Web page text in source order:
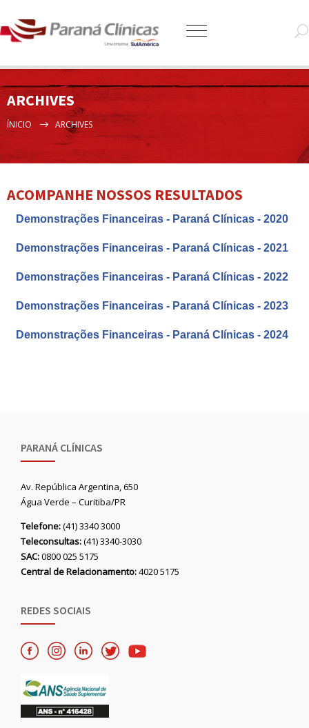
ARCHIVES
ÍNICIO ARCHIVES
ACOMPANHE NOSSOS RESULTADOS
Demonstrações Financeiras - Paraná Clínicas - 2020
Demonstrações Financeiras - Paraná Clínicas - 2021
Demonstrações Financeiras - Paraná Clínicas - 2022
Demonstrações Financeiras - Paraná Clínicas - 2023
Demonstrações Financeiras - Paraná Clínicas - 2024
PARANÁ CLÍNICAS
Av. República Argentina, 650
Água Verde – Curitiba/PR
Telefone:(41) 3340 3000
Teleconsultas:(41) 3340-3030
SAC:0800 025 5175
Central de Relacionamento:4020 5175
REDES SOCIAIS